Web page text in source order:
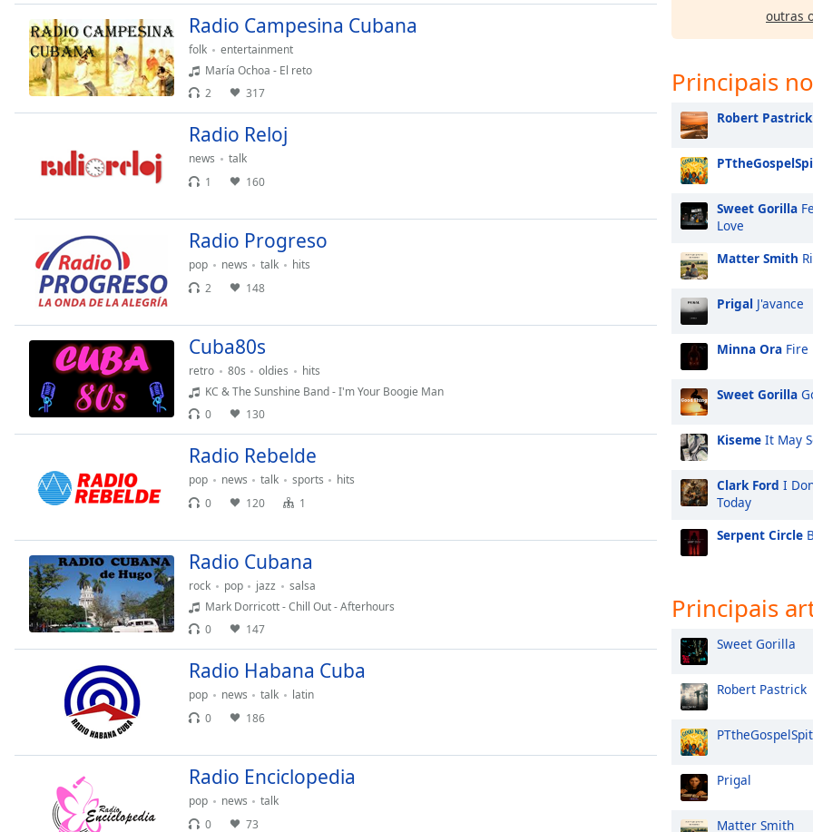
Chapters
Chapters
Descriptions
descriptions
selected
subtitles
settings,
opens
subtitles
settings
dialog
subtitles
off,
selected
Audio
Track
Picture
modal
window.
Beginning
will
Radio Campesina Cubana
folk
entertainment
María Ochoa - El reto
2
317
Radio Reloj
news
talk
1
160
Radio Progreso
pop news talk
hits
2
148
Cuba80s
retro 80s oldies
hits
KC & The Sunshine Band - I'm Your Boogie Man
0
130
Radio Rebelde
pop news talk sports
hits
0
120 1
Radio Cubana
rock pop jazz
salsa
Mark Dorricott - Chill Out - Afterhours
0
147
Radio Habana Cuba
pop news talk
latin
0
186
Radio Enciclopedia
pop news
talk
0
73
outras
Principais
Robert Pastrick
Sweet Gorilla
Love
Matter Smith
Prigal J'avance
Minna Ora Fire
Sweet Gorilla
Kiseme It May
Clark Ford I
Today
Serpent Circle
Principais
Sweet Gorilla
Robert Pastrick
Prigal
Matter Smith